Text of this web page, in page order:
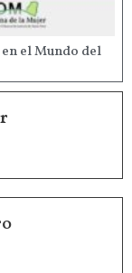
el Mundo del